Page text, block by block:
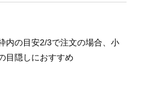
内の目安2/3で注文の場合、小
目隠しにおすすめ